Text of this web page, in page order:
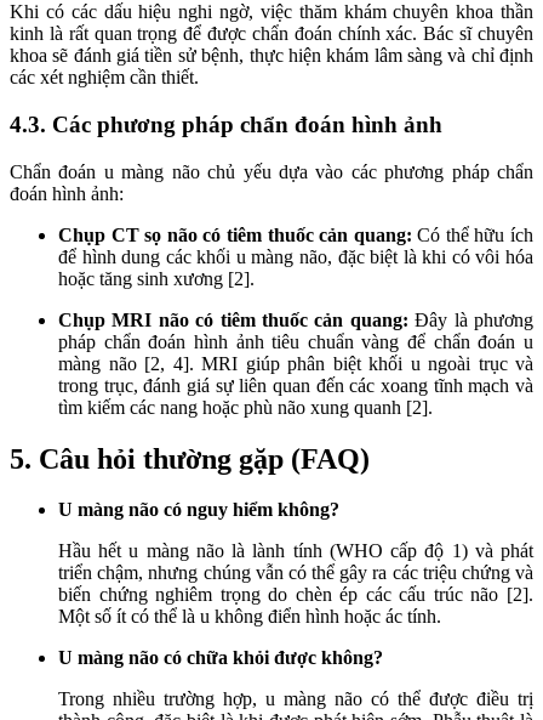
Khi có các dấu hiệu nghi ngờ, việc thăm khám chuyên khoa thần
kinh là rất quan trọng để được chẩn đoán chính xác. Bác sĩ chuyên
khoa sẽ đánh giá tiền sử bệnh, thực hiện khám lâm sàng và chỉ định
các xét nghiệm cần thiết.
4.3. Các phương pháp chẩn đoán hình ảnh
Chẩn đoán u màng não chủ yếu dựa vào các phương pháp chẩn
đoán hình ảnh:
Chụp CT sọ não có tiêm thuốc cản quang: Có thể hữu ích
để hình dung các khối u màng não, đặc biệt là khi có vôi hóa
hoặc tăng sinh xương [2].
Chụp MRI não có tiêm thuốc cản quang: Đây là phương
pháp chẩn đoán hình ảnh tiêu chuẩn vàng để chẩn đoán u
màng não [2, 4]. MRI giúp phân biệt khối u ngoài trục và
trong trục, đánh giá sự liên quan đến các xoang tĩnh mạch và
tìm kiếm các nang hoặc phù não xung quanh [2].
5. Câu hỏi thường gặp (FAQ)
U màng não có nguy hiểm không?
Hầu hết u màng não là lành tính (WHO cấp độ 1) và phát
triển chậm, nhưng chúng vẫn có thể gây ra các triệu chứng và
biến chứng nghiêm trọng do chèn ép các cấu trúc não [2].
Một số ít có thể là u không điển hình hoặc ác tính.
U màng não có chữa khỏi được không?
Trong nhiều trường hợp, u màng não có thể được điều trị